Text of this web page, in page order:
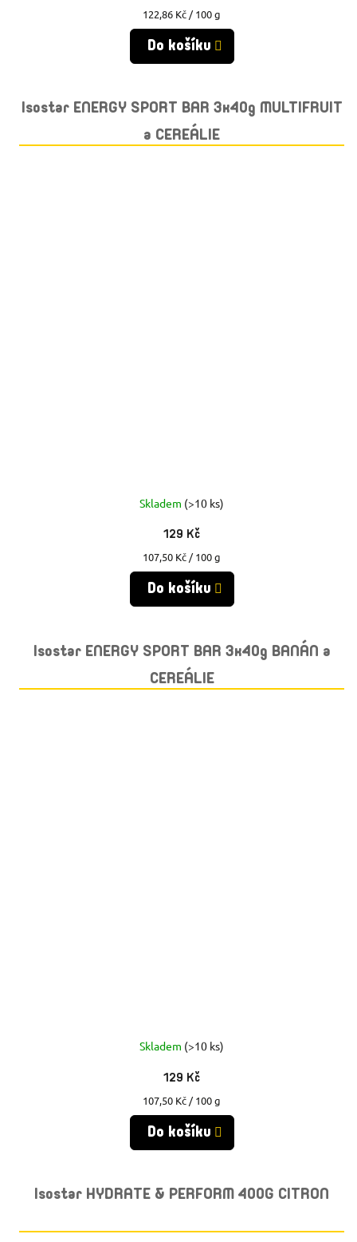
Měrná
cena:
122,86 Kč / 100 g
Do košíku
Isostar ENERGY SPORT BAR 3x40g MULTIFRUIT
a CEREÁLIE
Skladem (>10 ks)
129 Kč
Měrná
cena:
107,50 Kč / 100 g
Do košíku
Isostar ENERGY SPORT BAR 3x40g BANÁN a
CEREÁLIE
Skladem (>10 ks)
129 Kč
Měrná
cena:
107,50 Kč / 100 g
Do košíku
Isostar HYDRATE & PERFORM 400G CITRON